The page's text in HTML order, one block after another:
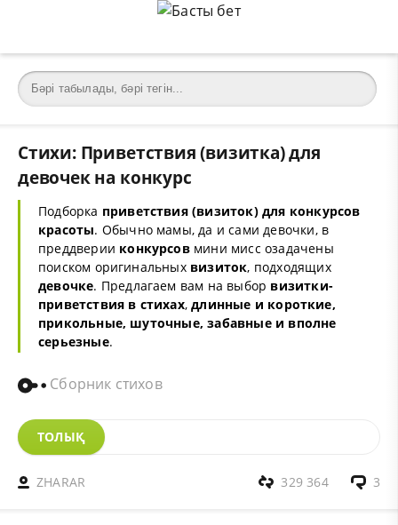
Стихи: Приветствия (визитка) для
девочек на конкурс
Подборка приветствия(визиток) для конкурсов
красоты. Обычно мамы, да и сами девочки, в
преддверии конкурсовмини мисс озадачены
поиском оригинальных визиток, подходящих
девочке. Предлагаем вам на выбор визитки-
приветствия в стихах,длинные и короткие,
прикольные, шуточные, забавные и вполне
серьезные.
Сборник стихов
ТОЛЫҚ
ZHARAR 3
329 364